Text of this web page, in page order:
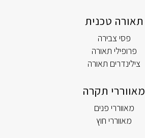
תאורה טכנית
פסי צבירה
פרופילי תאורה
צילינדרים תאורה
מאווררי תקרה
מאווררי פנים
מאווררי חוץ